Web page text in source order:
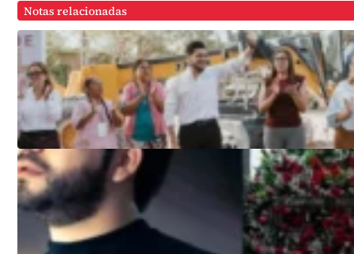
Notas relacionadas